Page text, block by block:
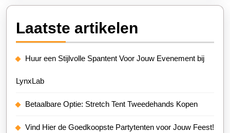
Laatste artikelen
Huur een Stijlvolle Spantent Voor Jouw Evenement bij
LynxLab
Betaalbare Optie: Stretch Tent Tweedehands Kopen
Vind Hier de Goedkoopste Partytenten voor Jouw Feest!